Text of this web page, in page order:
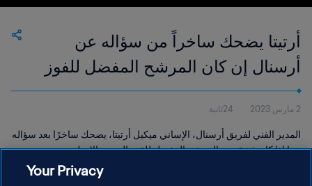
أرتيتا يضحك ساخراً من سؤاله عن
أرسنال إن كان المرشح المفضل للفوز
بلقب الدوري
2 مارس 2023 24ثانية
المدير الفني لفريق أرسنال، الإساني ميكيل أرتيتا، يضحك ساخرًا بعد سؤاله
عما إذا كان فريقه هو المرشح المفضل للقب الدوري الإنجليزي.
Your Privacy